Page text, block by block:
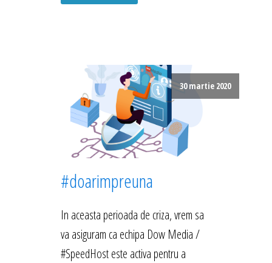
30 martie 2020
#doarimpreuna
In aceasta perioada de criza, vrem sa
va asiguram ca echipa Dow Media /
#SpeedHost este activa pentru a